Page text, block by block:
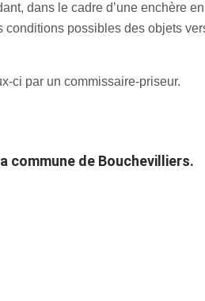
dans le cadre d’une enchère
conditions possibles des objets
ci par un commissaire-priseur.
de Bouchevilliers.